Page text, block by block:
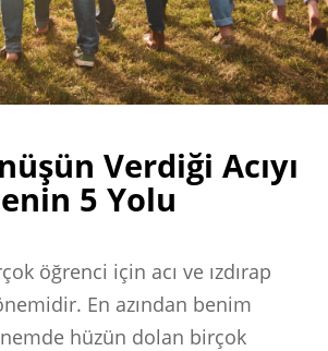
Verdiği Acıyı
5 Yolu
öğrenci için acı ve ızdırap
En azından benim
hüzün dolan birçok